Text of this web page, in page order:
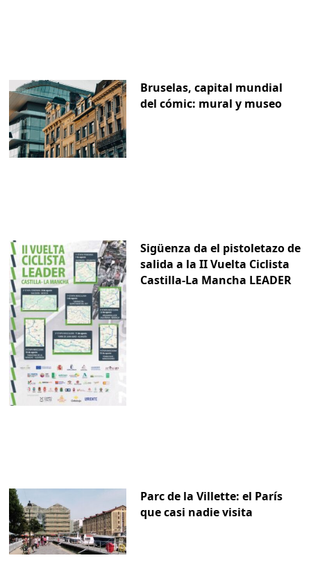
Bruselas, capital mundial
del cómic: mural y museo
Sigüenza da el pistoletazo de
salida a la II Vuelta Ciclista
Castilla-La Mancha LEADER
Parc de la Villette: el París
que casi nadie visita